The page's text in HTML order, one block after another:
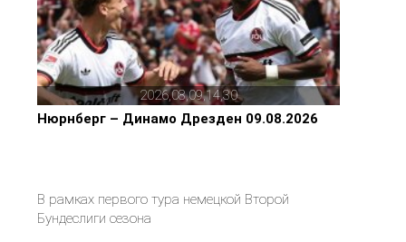
2026,08,09,14,30
Нюрнберг – Динамо Дрезден 09.08.2026
В рамках первого тура немецкой Второй
Бундеслиги сезона